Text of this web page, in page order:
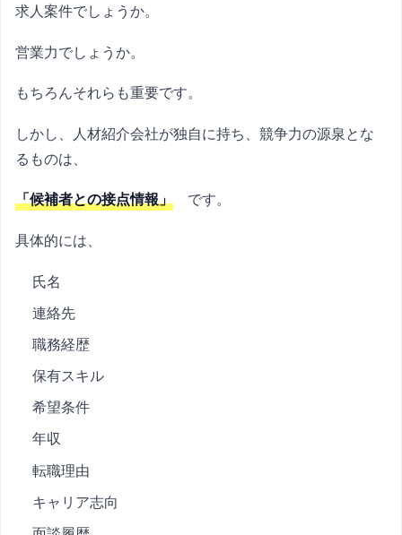
求人案件でしょうか。
営業力でしょうか。
もちろんそれらも重要です。
しかし、人材紹介会社が独自に持ち、競争力の源泉とな
るものは、
「候補者との接点情報」 です。
具体的には、
氏名
連絡先
職務経歴
保有スキル
希望条件
年収
転職理由
キャリア志向